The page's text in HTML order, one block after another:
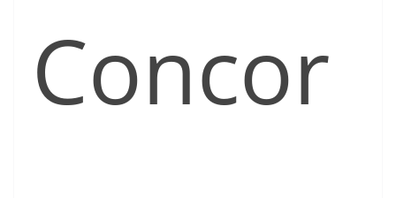
Concor